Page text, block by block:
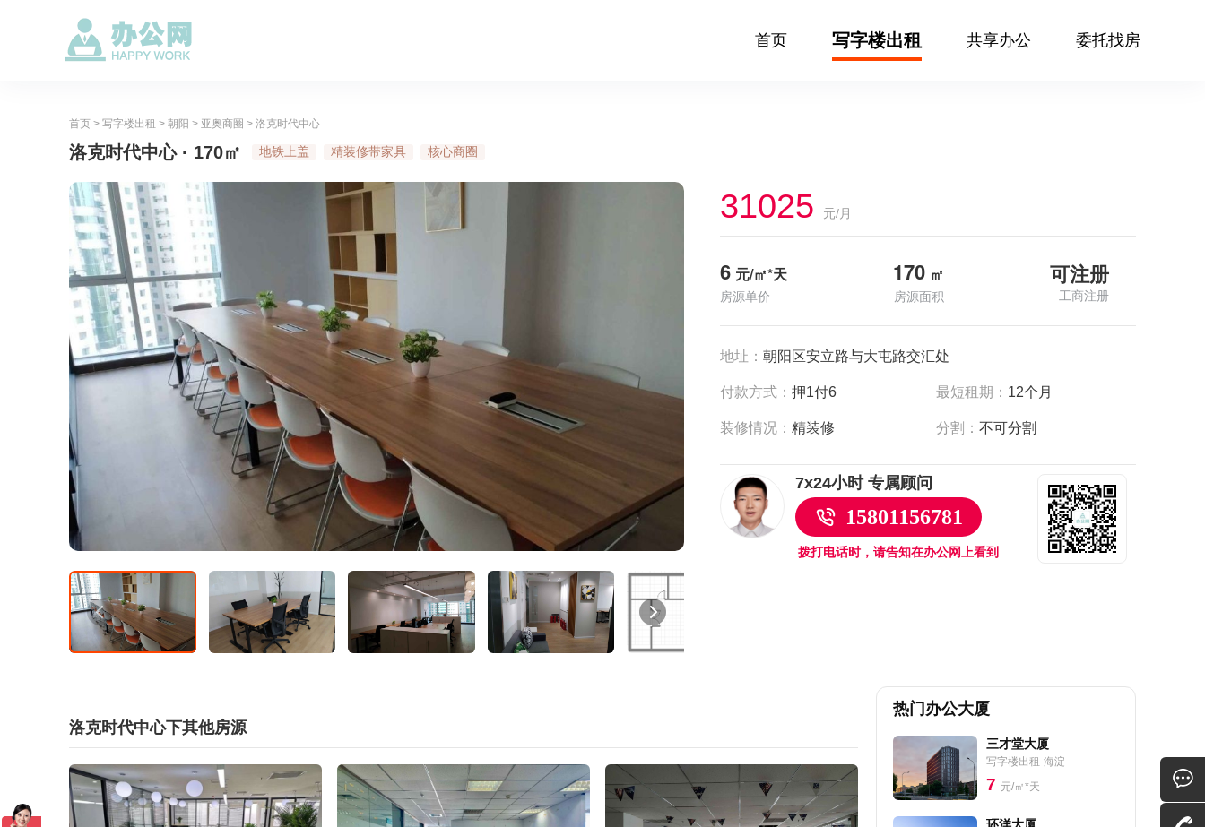
首页 写字楼出租 共享办公 委托找房
首页 > 写字楼出租 > 朝阳 > 亚奥商圈 > 洛克时代中心
洛克时代中心 · 170㎡ 地铁上盖 精装修带家具 核心商圈
31025 元/月
6 元/㎡*天
房源单价
170 ㎡
房源面积
可注册
工商注册
地址： 朝阳区安立路与大屯路交汇处
付款方式： 押1付6 最短租期： 12个月
装修情况： 精装修 分割：不可分割
7x24小时 专属顾问
15801156781
拨打电话时，请告知在办公网上看到
洛克时代中心下其他房源
热门办公大厦
三才堂大厦
写字楼出租-海淀
7 元/㎡*天